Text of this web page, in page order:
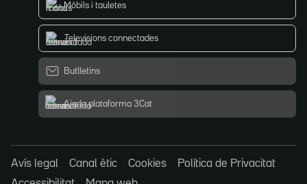
Mòbils i tauletes
Televisions connectades
Butlletins
Ajuda plataforma 3Cat
Avís legal Canal ètic Cookies
Política de Privacitat